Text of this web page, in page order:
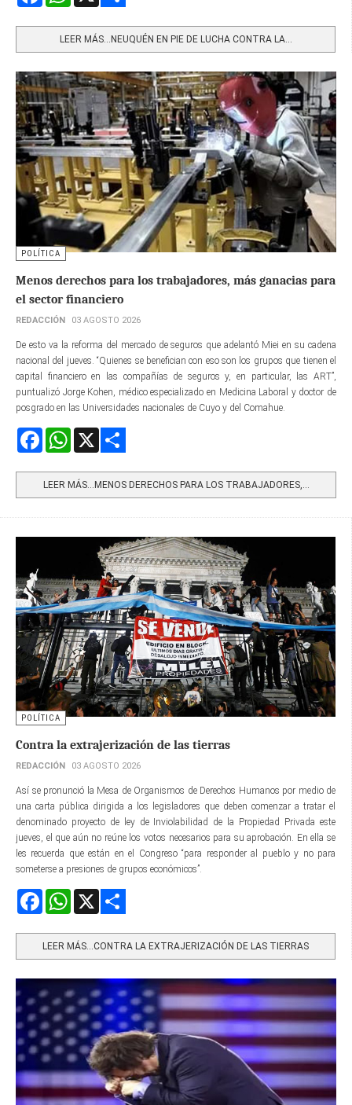
LEER MÁS…NEUQUÉN EN PIE DE LUCHA CONTRA LA...
POLÍTICA
Menos derechos para los trabajadores, más ganacias para
el sector financiero
REDACCIÓN 03 AGOSTO 2026
De esto va la reforma del mercado de seguros que adelantó Miei en su cadena
nacional del jueves. “Quienes se benefician con eso son los grupos que tienen el
capital financiero en las compañías de seguros y, en particular, las ART”,
puntualizó Jorge Kohen, médico especializado en Medicina Laboral y doctor de
posgrado en las Universidades nacionales de Cuyo y del Comahue.
FacebookWhatsApp
LEER MÁS…MENOS DERECHOS PARA LOS TRABAJADORES,...
POLÍTICA
Contra la extrajerización de las tierras
REDACCIÓN 03 AGOSTO 2026
Así se pronunció la Mesa de Organismos de Derechos Humanos por medio de
una carta pública dirigida a los legisladores que deben comenzar a tratar el
denominado proyecto de ley de Inviolabilidad de la Propiedad Privada este
jueves, el que aún no reúne los votos necesarios para su aprobación. En ella se
les recuerda que están en el Congreso “para responder al pueblo y no para
someterse a presiones de grupos económicos”.
FacebookWhatsApp
LEER MÁS…CONTRA LA EXTRAJERIZACIÓN DE LAS TIERRAS